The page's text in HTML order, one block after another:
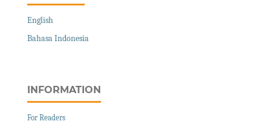
English
Bahasa Indonesia
INFORMATION
For Readers